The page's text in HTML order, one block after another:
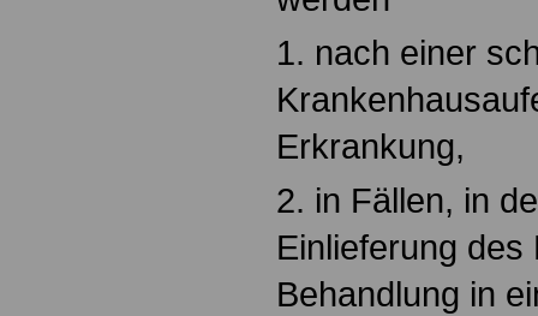
1. nach einer
Erkrankung,
2. in Fällen, in
Einlieferung
Behandlung in